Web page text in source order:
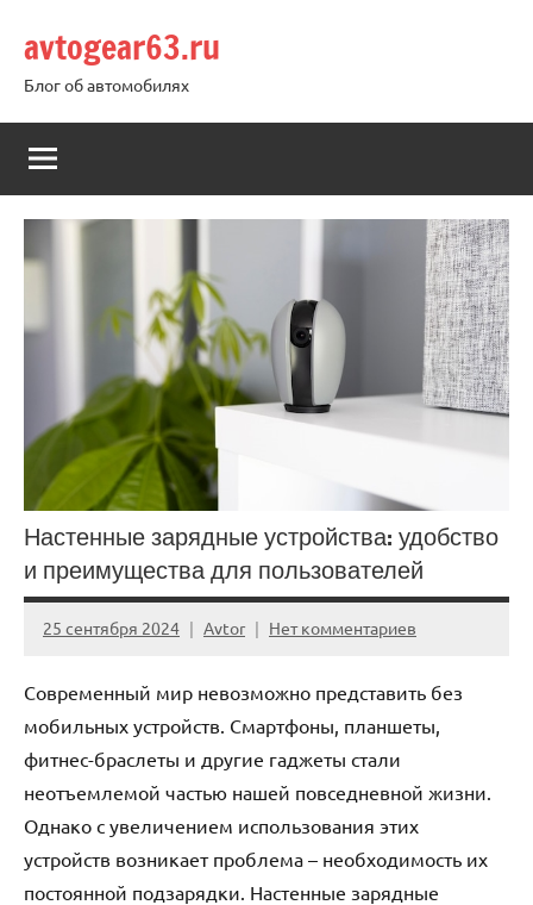
содержимому
avtogear63.ru
Блог об автомобилях
Настенные зарядные устройства: удобство
и преимущества для пользователей
25 сентября 2024 Avtor Нет комментариев
Современный мир невозможно представить без
мобильных устройств. Смартфоны, планшеты,
фитнес-браслеты и другие гаджеты стали
неотъемлемой частью нашей повседневной жизни.
Однако с увеличением использования этих
устройств возникает проблема – необходимость их
постоянной подзарядки. Настенные зарядные